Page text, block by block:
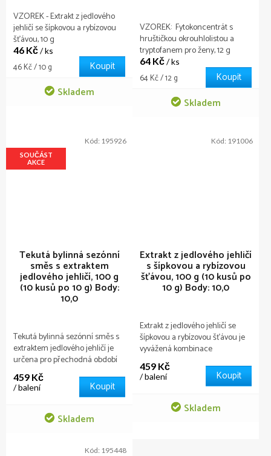
Skladem
46 Kč/ ks
Měrná
46 Kč / 10 g Koupit
VZOREK - Extrakt z jedlového
jehličí se šípkovou a rybízovou
šťávou, 10 g
Skladem
64 Kč/ ks
Měrná
64 Kč / 12 g Koupit
VZOREK: Fytokoncentrát s
hruštičkou okrouhlolistou a
tryptofanem pro ženy, 12 g
SOUČÁST
AKCE
Tekutá bylinná sezónní
směs s extraktem
jedlového jehličí, 100 g
(10 kusů po 10 g) Body:
10,0
Skladem
459 Kč
/ balení Koupit
Tekutá bylinná sezónní směs s
extraktem jedlového jehličí je
určena pro přechodná období
roku.
Kód: 195926
Extrakt z jedlového jehličí
s šípkovou a rybízovou
šťávou, 100 g (10 kusů po
10 g) Body: 10,0
Skladem
459 Kč
/ balení Koupit
Extrakt z jedlového jehličí se
šípkovou a rybízovou šťávou je
vyvážená kombinace
rostlinných složek inspirovaná
přírodou, ideální volba zejména
v obdobích zvýšené zátěže nebo
chceme věnovat péči svému
Kód: 191006
Kód: 195448